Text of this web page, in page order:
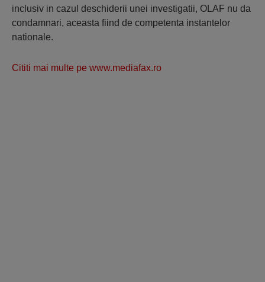
inclusiv in cazul deschiderii unei investigatii, OLAF nu da
condamnari, aceasta fiind de competenta instantelor
nationale.
Cititi mai multe pe www.mediafax.ro